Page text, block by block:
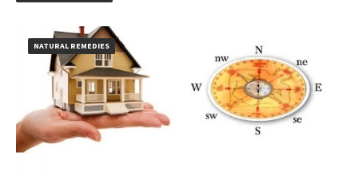
NATURAL REMEDIES